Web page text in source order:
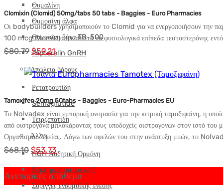
Θυμαλίνη
Θυμοσίνη άλφα
Θυμοσίνη βήτα TB-500
Triptorelin GnRH
Απώλεια βάρους
Ρετατρουτίδη
Semaglutide
Τειρζεπατίδη
Άλλοι
HGH Αυξητική Ορμόνη
Βακτηριοστατικό νερό
Σύριγγες ενδομυϊκής ένεσης
είναι:
$71.27.
Clomixin (Clomid) 50mg/tabs 50 tabs - Baggies - Euro Pharmacies
Οι bodybuilders χρησιμοποιούν το Clomid για να ενεργοποιήσουν την
100 mcg Clomid αποκαθιστά τα φυσιολογικά επίπεδα τεστοστερόνης
$80.79 Αρχική
τιμή:
$80.79.
$59.21Η
τρέχουσα
τιμή
είναι:
$59.21.
Tamoxifen 20mg 50tabs - Baggies - Euro-Pharmacies EU
Το Nolvadex είναι εμπορική ονομασία για την κιτρική ταμοξιφαίνη, η
από οιστρογόνα μπλοκάροντας τους υποδοχείς οιστρογόνων στον ιστό
Οργανισμού Υγείας. Λόγω των οφελών του στην ανάπτυξη μυών, το
$68.10 Αρχική
$68.10.
$53.73Η
τιμή
Ανεπαρκές απόθεμα